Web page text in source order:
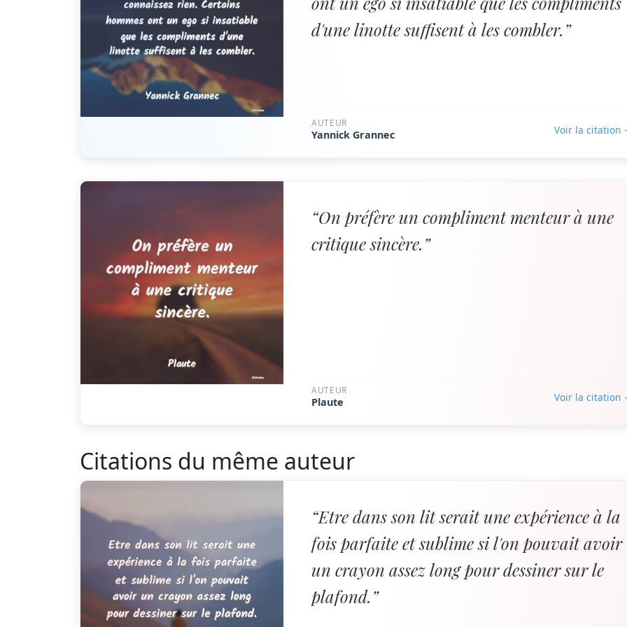
d'une linotte suffisent à les combler.”
AUTEUR
Yannick Grannec Voir la citation
“On préfère un compliment menteur à une
critique sincère.”
AUTEUR
Plaute Voir la citation
Citations du même auteur
“Etre dans son lit serait une expérience à la
fois parfaite et sublime si l'on pouvait avoir
un crayon assez long pour dessiner sur le
plafond.”